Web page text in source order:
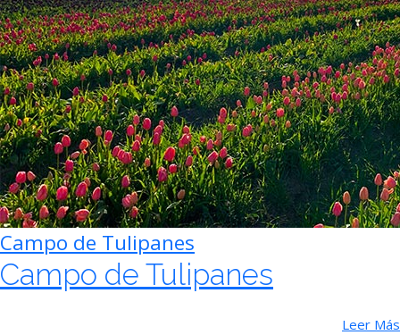
Campo de Tulipanes
Campo de Tulipanes
Leer Más